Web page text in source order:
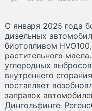
С января 2025 года
дизельных
биотопливом
растительного
углеродных
внутреннего
поставляет
заправок
Дингольфинге,